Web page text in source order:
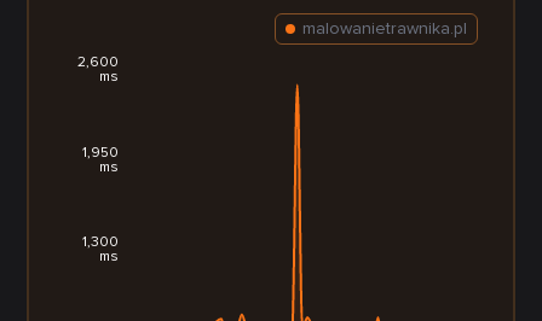
1,300
ms
1,950
ms
2,600
ms
malowanietrawnika.pl